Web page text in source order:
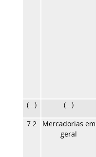
(...) (...)
7.2
Mercadorias em
geral